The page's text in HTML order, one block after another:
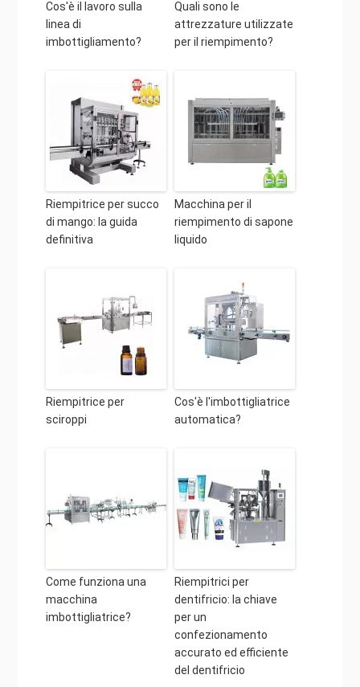
Cos'è il lavoro sulla
linea di
imbottigliamento?
Quali sono le
attrezzature utilizzate
per il riempimento?
Riempitrice per succo
di mango: la guida
definitiva
Macchina per il
riempimento di sapone
liquido
Riempitrice per
sciroppi
Cos'è l'imbottigliatrice
automatica?
Come funziona una
macchina
imbottigliatrice?
Riempitrici per
dentifricio: la chiave
per un
confezionamento
accurato ed efficiente
del dentifricio